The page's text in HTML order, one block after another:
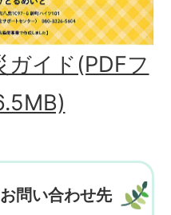
ガイド(PDFフ
問い合わせ先